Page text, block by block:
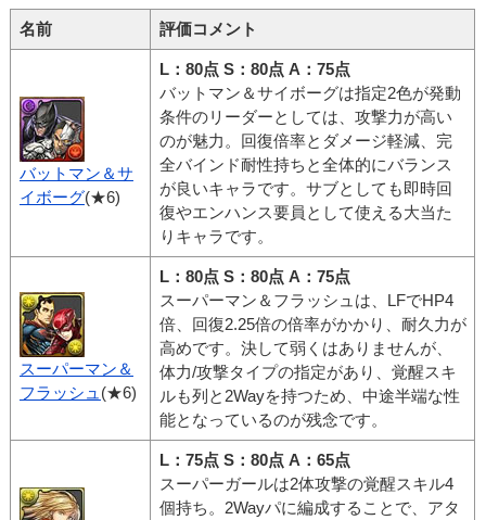
名前 評価コメント
バットマン＆サ
イボーグ(★6)
L：80点 S：80点 A：75点
バットマン＆サイボーグは指定2色が発動
条件のリーダーとしては、攻撃力が高い
のが魅力。回復倍率とダメージ軽減、完
全バインド耐性持ちと全体的にバランス
が良いキャラです。サブとしても即時回
復やエンハンス要員として使える大当た
りキャラです。
スーパーマン＆
フラッシュ (★6)
L：80点 S：80点 A：75点
スーパーマン＆フラッシュは、LFでHP4
倍、回復2.25倍の倍率がかかり、耐久力が
高めです。決して弱くはありませんが、
体力/攻撃タイプの指定があり、覚醒スキ
ルも列と2Wayを持つため、中途半端な性
能となっているのが残念です。
L：75点 S：80点 A：65点
スーパーガールは2体攻撃の覚醒スキル4
個持ち。2Wayパに編成することで、アタ